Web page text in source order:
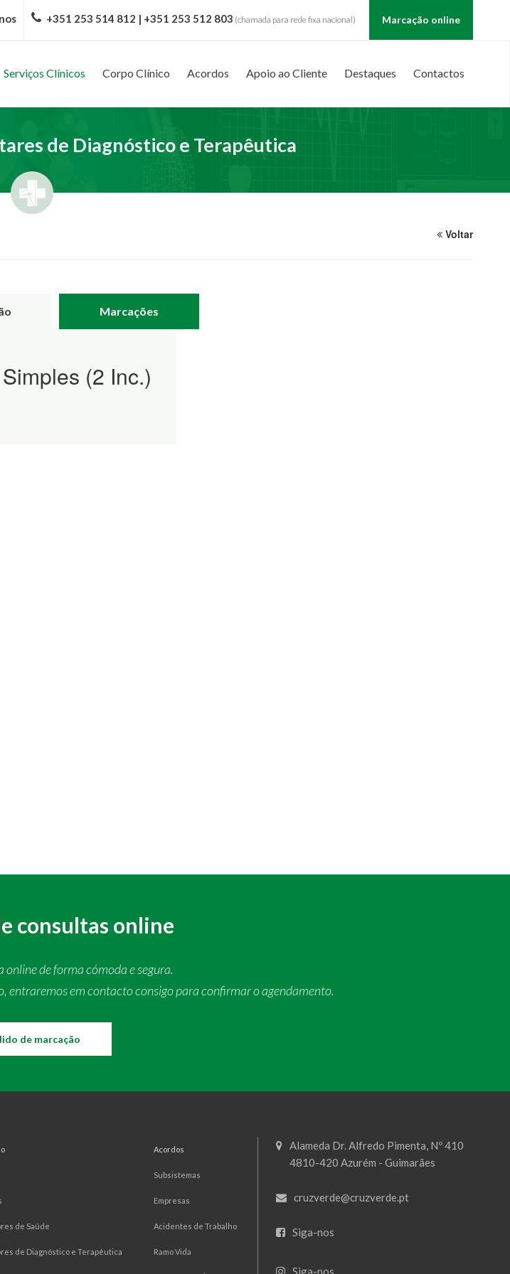
+351 253 514 812 | +351 253 512 803 (chamada para rede fixa nacional) Marcação online
Serviços Clínicos Corpo Clínico Acordos Apoio ao Cliente Destaques Contactos
de Diagnóstico e Terapêutica
Voltar
Marcações
(2 Inc.)
consultas online
online de forma cómoda e segura.
entraremos em contacto consigo para confirmar o agendamento.
de marcação
de Saúde
de Diagnóstico e Terapêutica
Acordos
Subsistemas
Empresas
Acidentes de Trabalho
Ramo Vida
Alameda Dr. Alfredo Pimenta, Nº 410
4810-420 Azurém - Guimarães
cruzverde@cruzverde.pt
Siga-nos
Siga-nos